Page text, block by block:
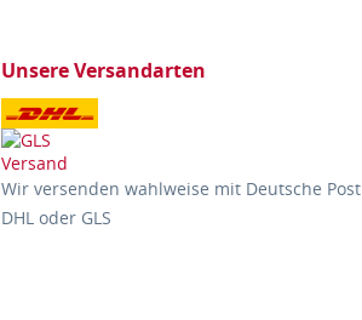
Unsere Versandarten
Wir versenden wahlweise mit Deutsche Post
DHL oder GLS